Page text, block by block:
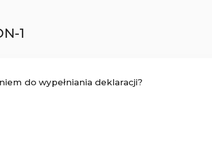
1
do wypełniania deklaracji?